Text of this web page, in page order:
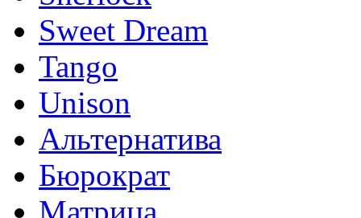
Sweet Dream
Tango
Unison
Альтернатива
Бюрократ
Матрица